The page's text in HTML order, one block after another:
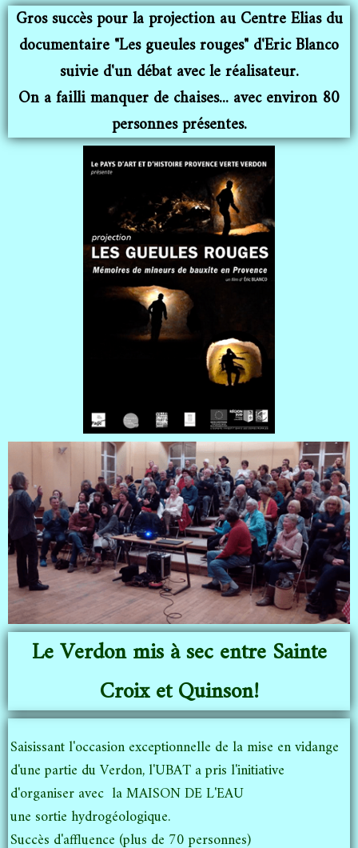
Gros succès pour la projection au Centre Elias du
documentaire "Les gueules rouges" d'Eric Blanco
suivie d'un débat avec le réalisateur.
On a failli manquer de chaises... avec environ 80
personnes présentes.
Le Verdon mis à sec entre Sainte
Croix et Quinson!
Saisissant l'occasion exceptionnelle de la mise en vidange
d'une partie du Verdon, l'UBAT a pris l'initiative
d'organiser avec la MAISON DE L'EAU
une sortie hydrogéologique.
Succès d'affluence (plus de 70 personnes)